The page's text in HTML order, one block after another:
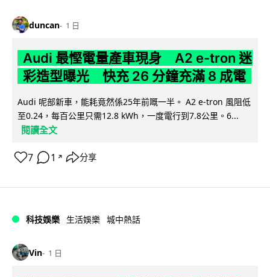
duncan 1 日
Audi 最慳電量產車現身 A2 e-tron 迷
彩造型曝光 快充 26 分鐘充滿 8 成電
Audi 呢部新車，能耗竟然係25年前嘅一半。 A2 e-tron 風阻低
至0.24，每百公里只需12.8 kWh，一度電行到7.8公里。6...
閱讀全文
7 1 ↗ 分享
科技娛樂 生活娛樂 城中熱話
Vin 1 日